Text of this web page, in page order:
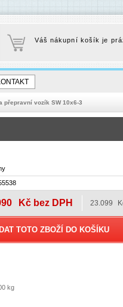
přepravní vozík SW 10x6-3
Kč bez DPH 23.099
kg
Váš nákupní košík je